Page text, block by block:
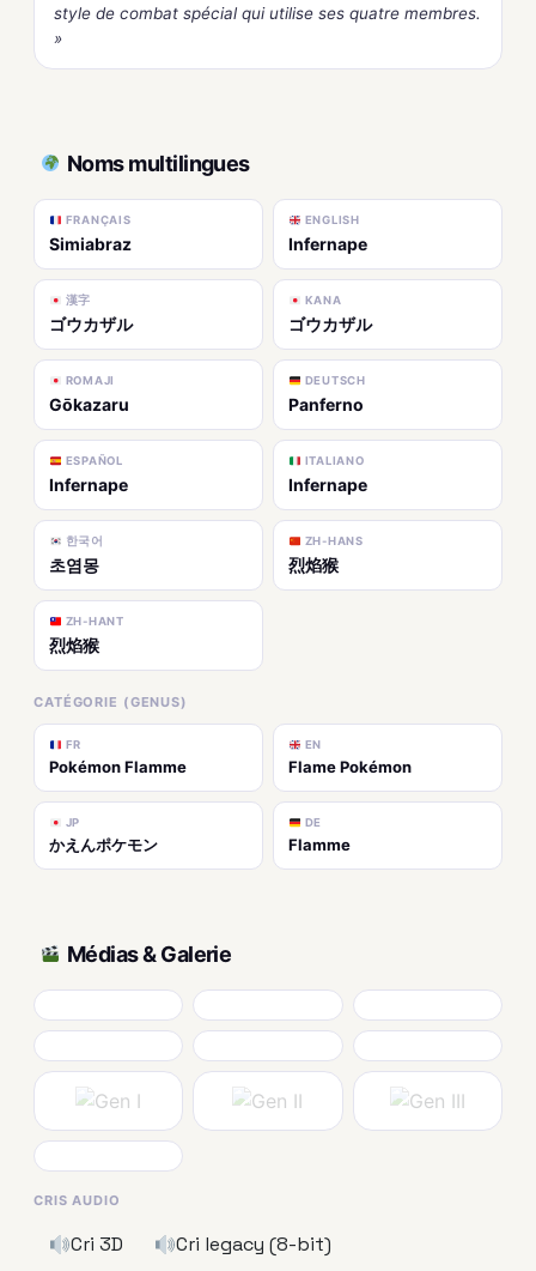
style de combat spécial qui utilise ses quatre membres.
»
Noms multilingues
FRANÇAIS
Simiabraz
ENGLISH
Infernape
漢字
ゴウカザル
KANA
ゴウカザル
ROMAJI
Gōkazaru
DEUTSCH
Panferno
ESPAÑOL
Infernape
ITALIANO
Infernape
한국어
초염몽
ZH-HANS
烈焰猴
ZH-HANT
烈焰猴
CATÉGORIE (GENUS)
FR
Pokémon Flamme
EN
Flame Pokémon
JP
かえんポケモン
DE
Flamme
Médias & Galerie
CRIS AUDIO
Cri 3D Cri legacy (8-bit)